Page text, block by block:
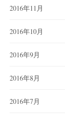
2016年11月
2016年10月
2016年9月
2016年8月
2016年7月